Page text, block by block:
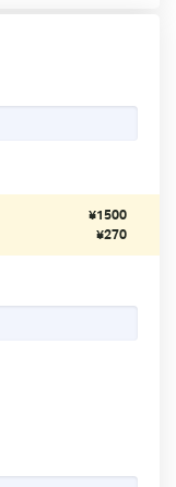
¥1500
¥270